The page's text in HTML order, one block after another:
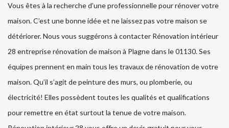
Vous êtes à la recherche d’une professionnelle pour rénover votre
maison. C’est une bonne idée et ne laissez pas votre maison se
détériorer. Nous vous suggérons à contacter Rénovation intérieur
28 entreprise rénovation de maison à Plagne dans le 01130. Ses
équipes prennent en main tous les travaux de rénovation de votre
maison. Qu’il s’agit de peinture des murs, ou plomberie, ou
électricité! Elles possèdent toutes les qualités et qualifications
pour remettre en état surtout la tenue de votre maison.